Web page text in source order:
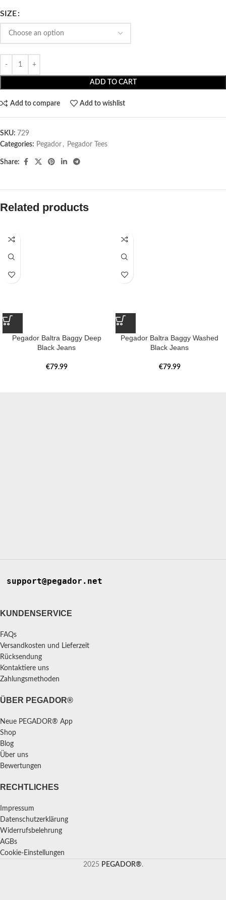
SIZE
ADD TO CART
Add to compare Add to wishlist
SKU: 729
Categories: Pegador​ , Pegador Tees
Share:
Related products
Pegador Baltra Baggy Deep
Black Jeans
€79.99
Pegador Baltra Baggy Washed
Black Jeans
€79.99
support@pegador.net
KUNDENSERVICE
FAQs
Versandkosten und Lieferzeit
Rücksendung
Kontaktiere uns
Zahlungsmethoden
ÜBER PEGADOR®
Neue PEGADOR® App
Shop
Blog
Über uns
Bewertungen
RECHTLICHES
Impressum
Datenschutzerklärung
Widerrufsbelehrung
AGBs
Cookie-Einstellungen
2025 PEGADOR®.